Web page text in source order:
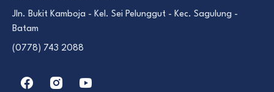
Jln. Bukit Kamboja - Kel. Sei Pelunggut - Kec. Sagulung -
Batam
(0778) 743 2088